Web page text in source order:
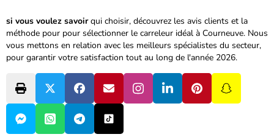
si vous voulez savoirqui choisir, découvrez les avis clients et la
méthode pour pour sélectionner le carreleur idéal à Courneuve. Nous
vous mettons en relation avec les meilleurs spécialistes du secteur,
pour garantir votre satisfaction tout au long de l'année 2026.